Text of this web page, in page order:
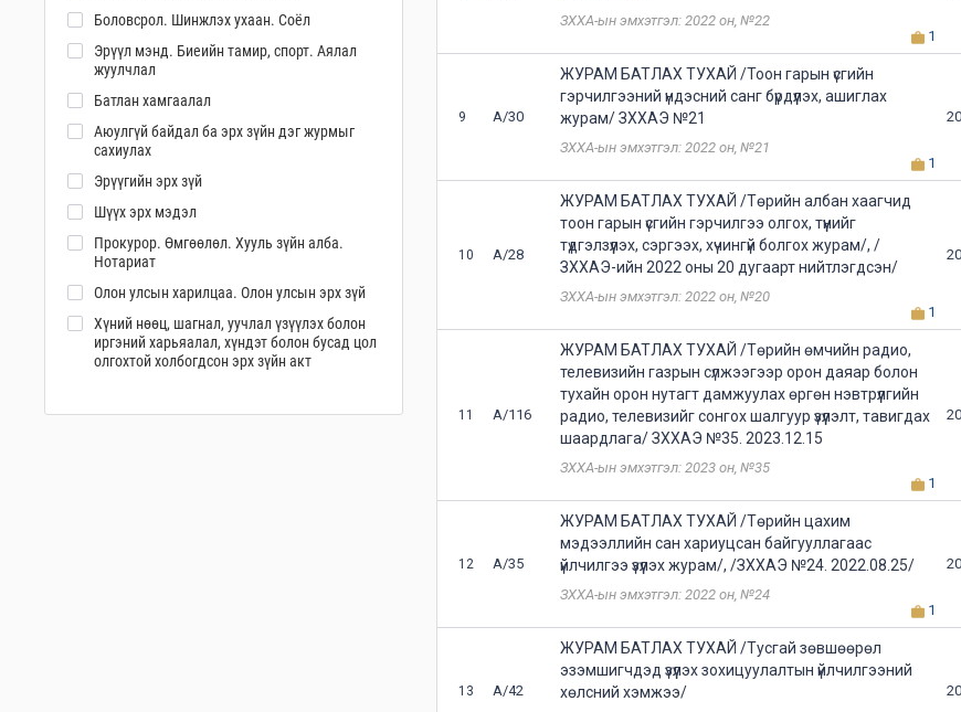
Боловсрол. Шинжлэх ухаан. Соёл
Эрүүл мэнд. Биеийн тамир, спорт. Аялал
жуулчлал
Батлан хамгаалал
Аюулгүй байдал ба эрх зүйн дэг журмыг
сахиулах
Эрүүгийн эрх зүй
Шүүх эрх мэдэл
Прокурор. Өмгөөлөл. Хууль зүйн алба.
Нотариат
Олон улсын харилцаа. Олон улсын эрх зүй
Хүний нөөц, шагнал, уучлал үзүүлэх болон
иргэний харьяалал, хүндэт болон бусад цол
олгохтой холбогдсон эрх зүйн акт
ЗХХА-ын эмхэтгэл: 2022 он, №22
1
9 А/30
ЖУРАМ БАТЛАХ ТУХАЙ /Тоон гарын үсгийн
гэрчилгээний үндэсний санг бүрдүүлэх, ашиглах
журам/ ЗХХАЭ №21
ЗХХА-ын эмхэтгэл: 2022 он, №21
1
10 А/28
ЖУРАМ БАТЛАХ ТУХАЙ /Төрийн албан хаагчид
тоон гарын үсгийн гэрчилгээ олгох, түүнийг
түдгэлзүүлэх, сэргээх, хүчингүй болгох журам/, /
ЗХХАЭ-ийн 2022 оны 20 дугаарт нийтлэгдсэн/
ЗХХА-ын эмхэтгэл: 2022 он, №20
1
11 А/116
ЖУРАМ БАТЛАХ ТУХАЙ /Төрийн өмчийн радио,
телевизийн газрын сүлжээгээр орон даяар болон
тухайн орон нутагт дамжуулах өргөн нэвтрүүлгийн
радио, телевизийг сонгох шалгуур үзүүлэлт, тавигдах
шаардлага/ ЗХХАЭ №35. 2023.12.15
ЗХХА-ын эмхэтгэл: 2023 он, №35
1
12 А/35
ЖУРАМ БАТЛАХ ТУХАЙ /Төрийн цахим
мэдээллийн сан хариуцсан байгууллагаас
үйлчилгээ үзүүлэх журам/, /ЗХХАЭ №24. 2022.08.25/
ЗХХА-ын эмхэтгэл: 2022 он, №24
1
13 А/42
ЖУРАМ БАТЛАХ ТУХАЙ /Тусгай зөвшөөрөл
эзэмшигчдэд үзүүлэх зохицуулалтын үйлчилгээний
хөлсний хэмжээ/